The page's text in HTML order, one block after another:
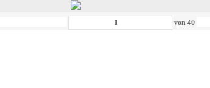
von40